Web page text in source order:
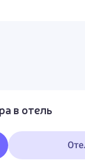
в отель